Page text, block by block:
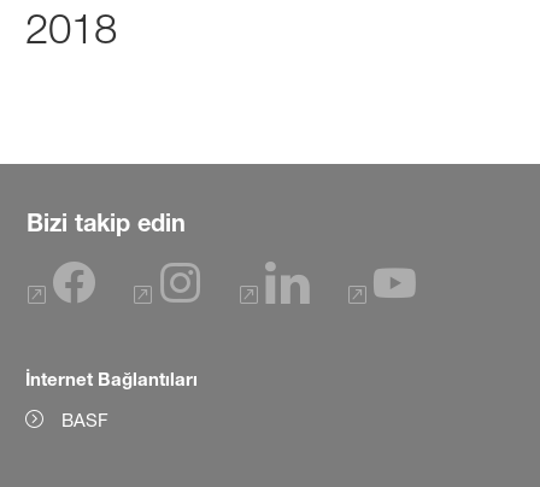
2018
Bizi takip edin
İnternet Bağlantıları
BASF